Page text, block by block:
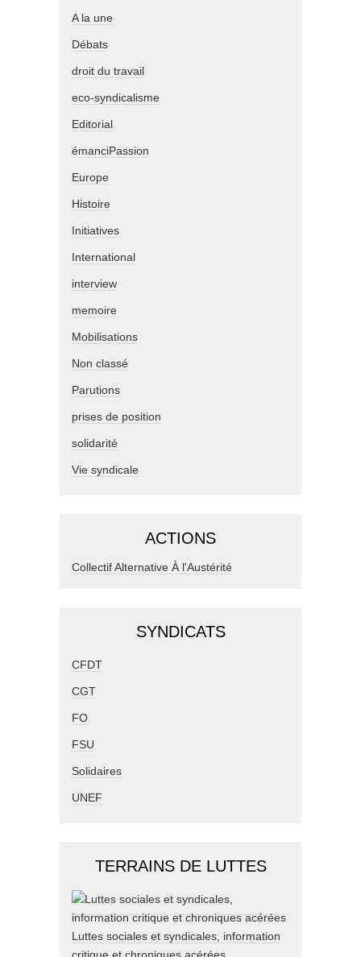
A la une
Débats
droit du travail
eco-syndicalisme
Editorial
émanciPassion
Europe
Histoire
Initiatives
International
interview
memoire
Mobilisations
Non classé
Parutions
prises de position
solidarité
Vie syndicale
ACTIONS
Collectif Alternative À l'Austérité
SYNDICATS
CFDT
CGT
FO
FSU
Solidaires
UNEF
TERRAINS DE LUTTES
Luttes sociales et syndicales, information